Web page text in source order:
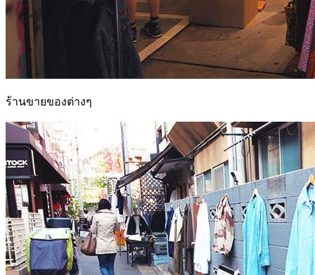
ร้านขายของต่างๆ